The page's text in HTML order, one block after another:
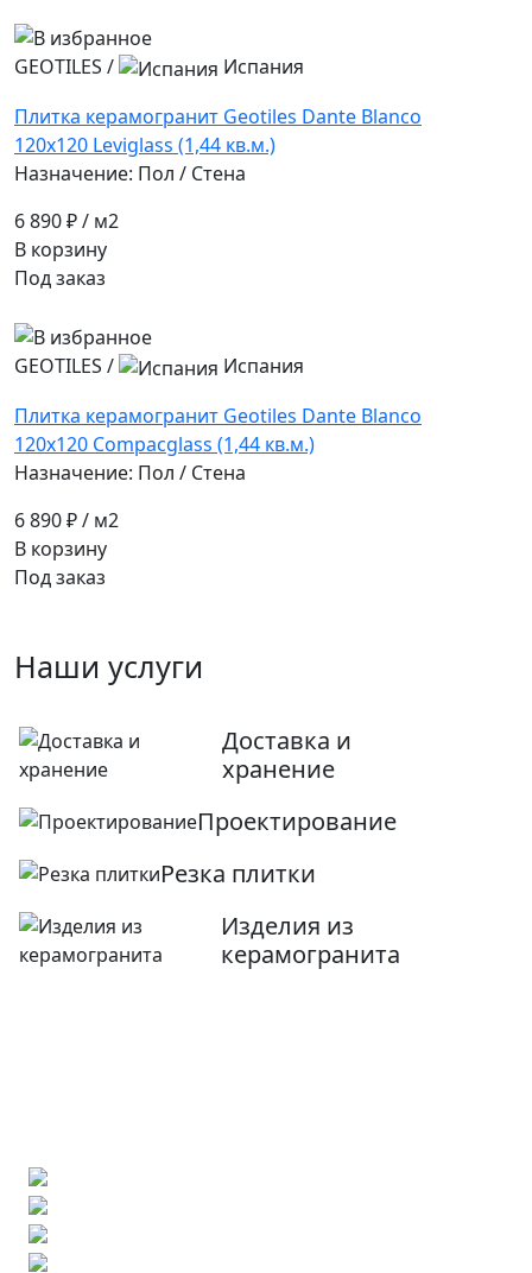
GEOTILES /
Испания
Плитка керамогранит Geotiles Dante Blanco
120x120 Leviglass (1,44 кв.м.)
Назначение: Пол / Стена
6 890 ₽/ м2
В корзину
Под заказ
GEOTILES /
Испания
Плитка керамогранит Geotiles Dante Blanco
120x120 Compacglass (1,44 кв.м.)
Назначение: Пол / Стена
6 890 ₽/ м2
В корзину
Под заказ
Наши услуги
Доставка и
хранение
Проектирование
Резка плитки
Изделия из
керамогранита